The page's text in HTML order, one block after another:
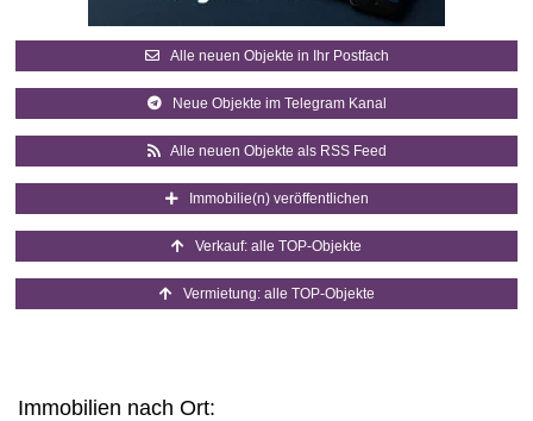
Alle neuen Objekte in Ihr Postfach
Neue Objekte im Telegram Kanal
Alle neuen Objekte als RSS Feed
Immobilie(n) veröffentlichen
Verkauf: alle TOP-Objekte
Vermietung: alle TOP-Objekte
Immobilien nach Ort: